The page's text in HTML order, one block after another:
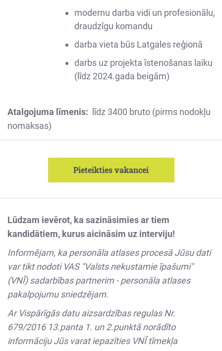
modernu darba vidi un profesionālu,
draudzīgu komandu
darba vieta būs Latgales reģionā
darbs uz projekta īstenošanas laiku
(līdz 2024.gada beigām)
Atalgojuma līmenis: līdz 3400 bruto (pirms nodokļu
nomaksas)
Pieteikties vakancei
Lūdzam ievērot, ka sazināsimies ar tiem
kandidātiem, kurus aicināsim uz interviju!
Informējam, ka personāla atlases procesā Jūsu dati
var tikt nodoti VAS "Valsts nekustamie īpašumi"
(VNĪ) sadarbības partnerim - personāla atlases
pakalpojumu sniedzējam.
Ar Vispārīgās datu aizsardzības regulas Nr.
679/2016 13.panta 1. un 2.punktā norādīto
informāciju Jūs varat iepazīties VNĪ tīmekļa